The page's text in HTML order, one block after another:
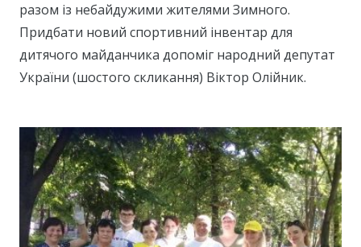
разом із небайдужими жителями Зимного.
Придбати новий спортивний інвентар для
дитячого майданчика допоміг народний депутат
України (шостого скликання) Віктор Олійник.